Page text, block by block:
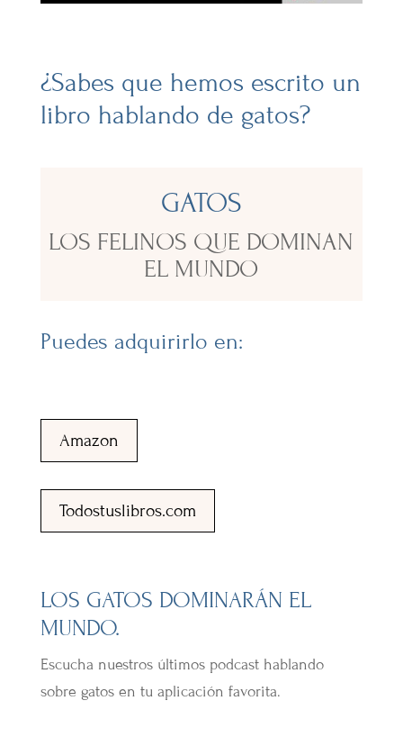
¿Sabes que hemos escrito un
libro hablando de gatos?
GATOS
LOS FELINOS QUE DOMINAN
EL MUNDO
Puedes adquirirlo en:
Amazon
Todostuslibros.com
LOS GATOS DOMINARÁN EL
MUNDO.
Escucha nuestros últimos podcast hablando
sobre gatos en tu aplicación favorita.